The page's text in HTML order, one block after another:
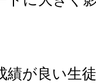
績が良い生